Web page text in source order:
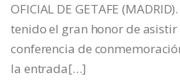
OFICIAL DE GETAFE
tenido el gran honor de asistir
conferencia de
la entrada[…]